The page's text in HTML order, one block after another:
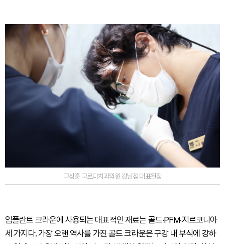
고상훈 고르다치과의원 강남점 대표원장
임플란트 크라운에 사용되는 대표적인 재료는 골드·PFM·지르코니아
세 가지다. 가장 오랜 역사를 가진 골드 크라운은 구강 내 부식에 강하